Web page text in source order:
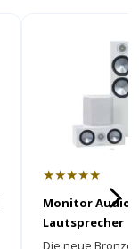
★★★★★
Monitor Audio
Lautsprecher
Die neue Bronze